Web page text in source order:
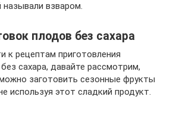
взваром.
плодов без сахара
к рецептам приготовления
сахара, давайте рассмотрим,
заготовить сезонные фрукты
используя этот сладкий продукт.